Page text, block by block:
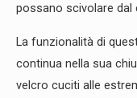
possano scivolare dal
La funzionalità di
continua nella sua
velcro cuciti alle